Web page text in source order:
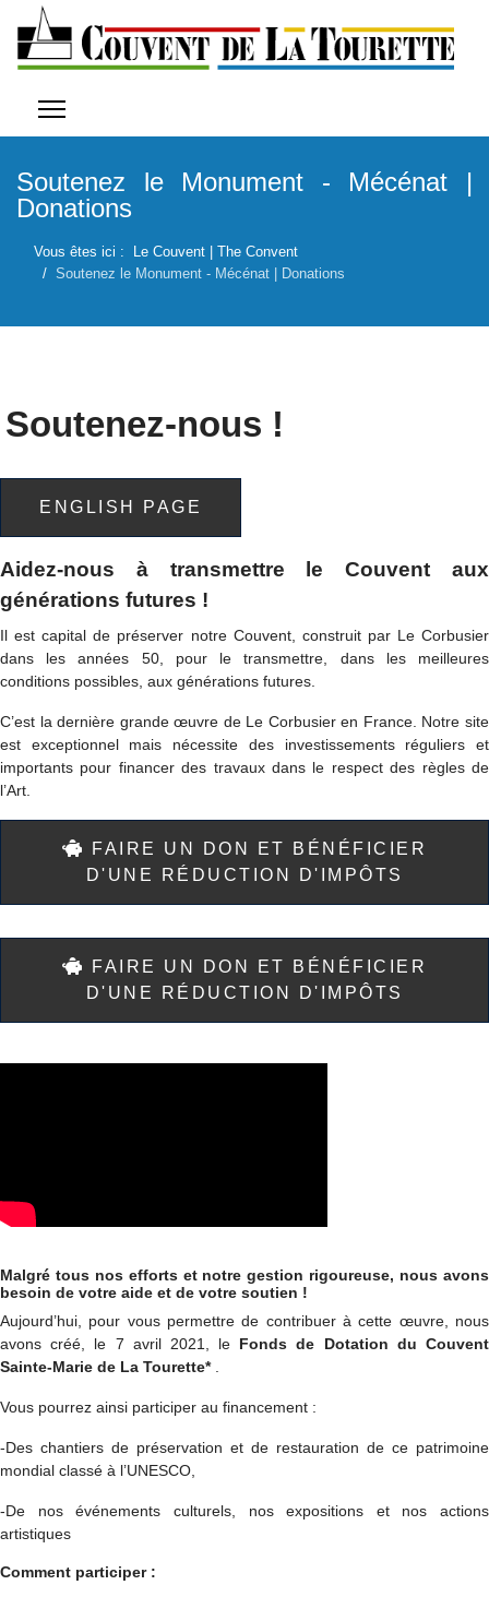
Soutenez le Monument - Mécénat |
Donations
Vous êtes ici :
Le Couvent | The Convent
Soutenez le Monument - Mécénat | Donations
Soutenez-nous !
ENGLISH PAGE
Aidez-nous à transmettre le Couvent aux
générations futures !
Il est capital de préserver notre Couvent, construit par Le Corbusier
dans les années 50, pour le transmettre, dans les meilleures
conditions possibles, aux générations futures.
C’est la dernière grande œuvre de Le Corbusier en France. Notre site
est exceptionnel mais nécessite des investissements réguliers et
importants pour financer des travaux dans le respect des règles de
l’Art.
FAIRE UN DON ET BÉNÉFICIER
D'UNE RÉDUCTION D'IMPÔTS
FAIRE UN DON ET BÉNÉFICIER
D'UNE RÉDUCTION D'IMPÔTS
Malgré tous nos efforts et notre gestion rigoureuse, nous avons
besoin de votre aide et de votre soutien !
Aujourd’hui, pour vous permettre de contribuer à cette œuvre, nous
avons créé, le 7 avril 2021, le Fonds de Dotation du Couvent
Sainte-Marie de La Tourette*.
Vous pourrez ainsi participer au financement :
-Des chantiers de préservation et de restauration de ce patrimoine
mondial classé à l’UNESCO,
-De nos événements culturels, nos expositions et nos actions
artistiques
Comment participer :